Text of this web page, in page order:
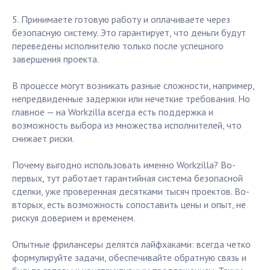
5. Принимаете готовую работу и оплачиваете через
безопасную систему. Это гарантирует, что деньги будут
переведены исполнителю только после успешного
завершения проекта.
В процессе могут возникать разные сложности, например,
непредвиденные задержки или нечеткие требования. Но
главное — на Workzilla всегда есть поддержка и
возможность выбора из множества исполнителей, что
снижает риски.
Почему выгодно использовать именно Workzilla? Во-
первых, тут работает гарантийная система безопасной
сделки, уже проверенная десятками тысяч проектов. Во-
вторых, есть возможность сопоставить цены и опыт, не
рискуя доверием и временем.
Опытные фрилансеры делятся лайфхаками: всегда четко
формулируйте задачи, обеспечивайте обратную связь и